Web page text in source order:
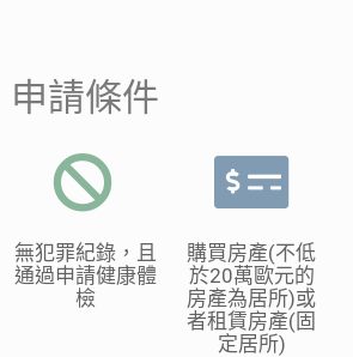
申請條件
無犯罪紀錄， 且
通過申請健康體
檢
購買房產(不低
於20萬歐元的
房產為居所)或
者租賃房產(固
定居所)